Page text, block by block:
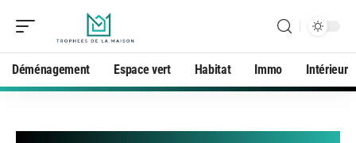
Déménagement Espace vert Habitat Immo Intérieur